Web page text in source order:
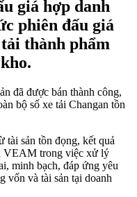
giá hợp danh
phiên đấu giá
thành phẩm
đã được bán thành công,
bộ số xe tải Changan tồn
sản tồn đọng, kết quả
VEAM trong việc xử lý
minh bạch, đáp ứng yêu
vốn và tài sản tại doanh